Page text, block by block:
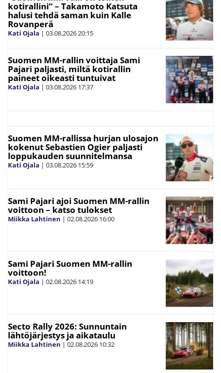
kotirallini” – Takamoto Katsuta
halusi tehdä saman kuin Kalle
Rovanperä
Kati Ojala | 03.08.202620:15
Suomen MM-rallin voittaja Sami
Pajari paljasti, miltä kotirallin
paineet oikeasti tuntuivat
Kati Ojala | 03.08.2026 17:37
Suomen MM-rallissa hurjan ulosajon
kokenut Sebastien Ogier paljasti
loppukauden suunnitelmansa
Kati Ojala | 03.08.2026 15:59
Sami Pajari ajoi Suomen MM-rallin
voittoon – katso tulokset
Miikka Lahtinen | 02.08.2026 16:00
Sami Pajari Suomen MM-rallin
voittoon!
Kati Ojala | 02.08.2026 14:19
Secto Rally 2026: Sunnuntain
lähtöjärjestys ja aikataulu
Miikka Lahtinen | 02.08.2026 10:32